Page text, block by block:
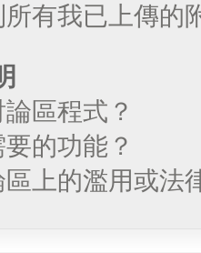
有我已上傳的
區程式？
的功能？
上的濫用或法